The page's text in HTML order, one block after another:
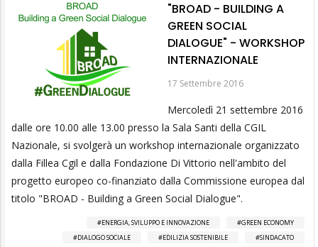
"BROAD - BUILDING A
GREEN SOCIAL
DIALOGUE" - WORKSHOP
INTERNAZIONALE
17 Settembre 2016
Mercoledì 21 settembre 2016
dalle ore 10.00 alle 13.00 presso la Sala Santi della CGIL
Nazionale, si svolgerà un workshop internazionale organizzato
dalla Fillea Cgil e dalla Fondazione Di Vittorio nell'ambito del
progetto europeo co-finanziato dalla Commissione europea dal
titolo "BROAD - Building a Green Social Dialogue".
ENERGIA, SVILUPPO E INNOVAZIONE
GREEN ECONOMY
DIALOGO SOCIALE
EDILIZIA SOSTENIBILE
SINDACATO